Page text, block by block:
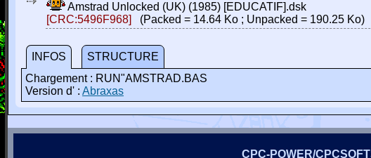
Amstrad Unlocked (UK) (1985) [EDUCATIF].dsk
[CRC:5496F968]
(Packed = 14.64 Ko ; Unpacked = 190.25 Ko)
INFOS
STRUCTURE
Chargement : RUN"AMSTRAD.BAS
Version d' : Abraxas
CPC-POWER/